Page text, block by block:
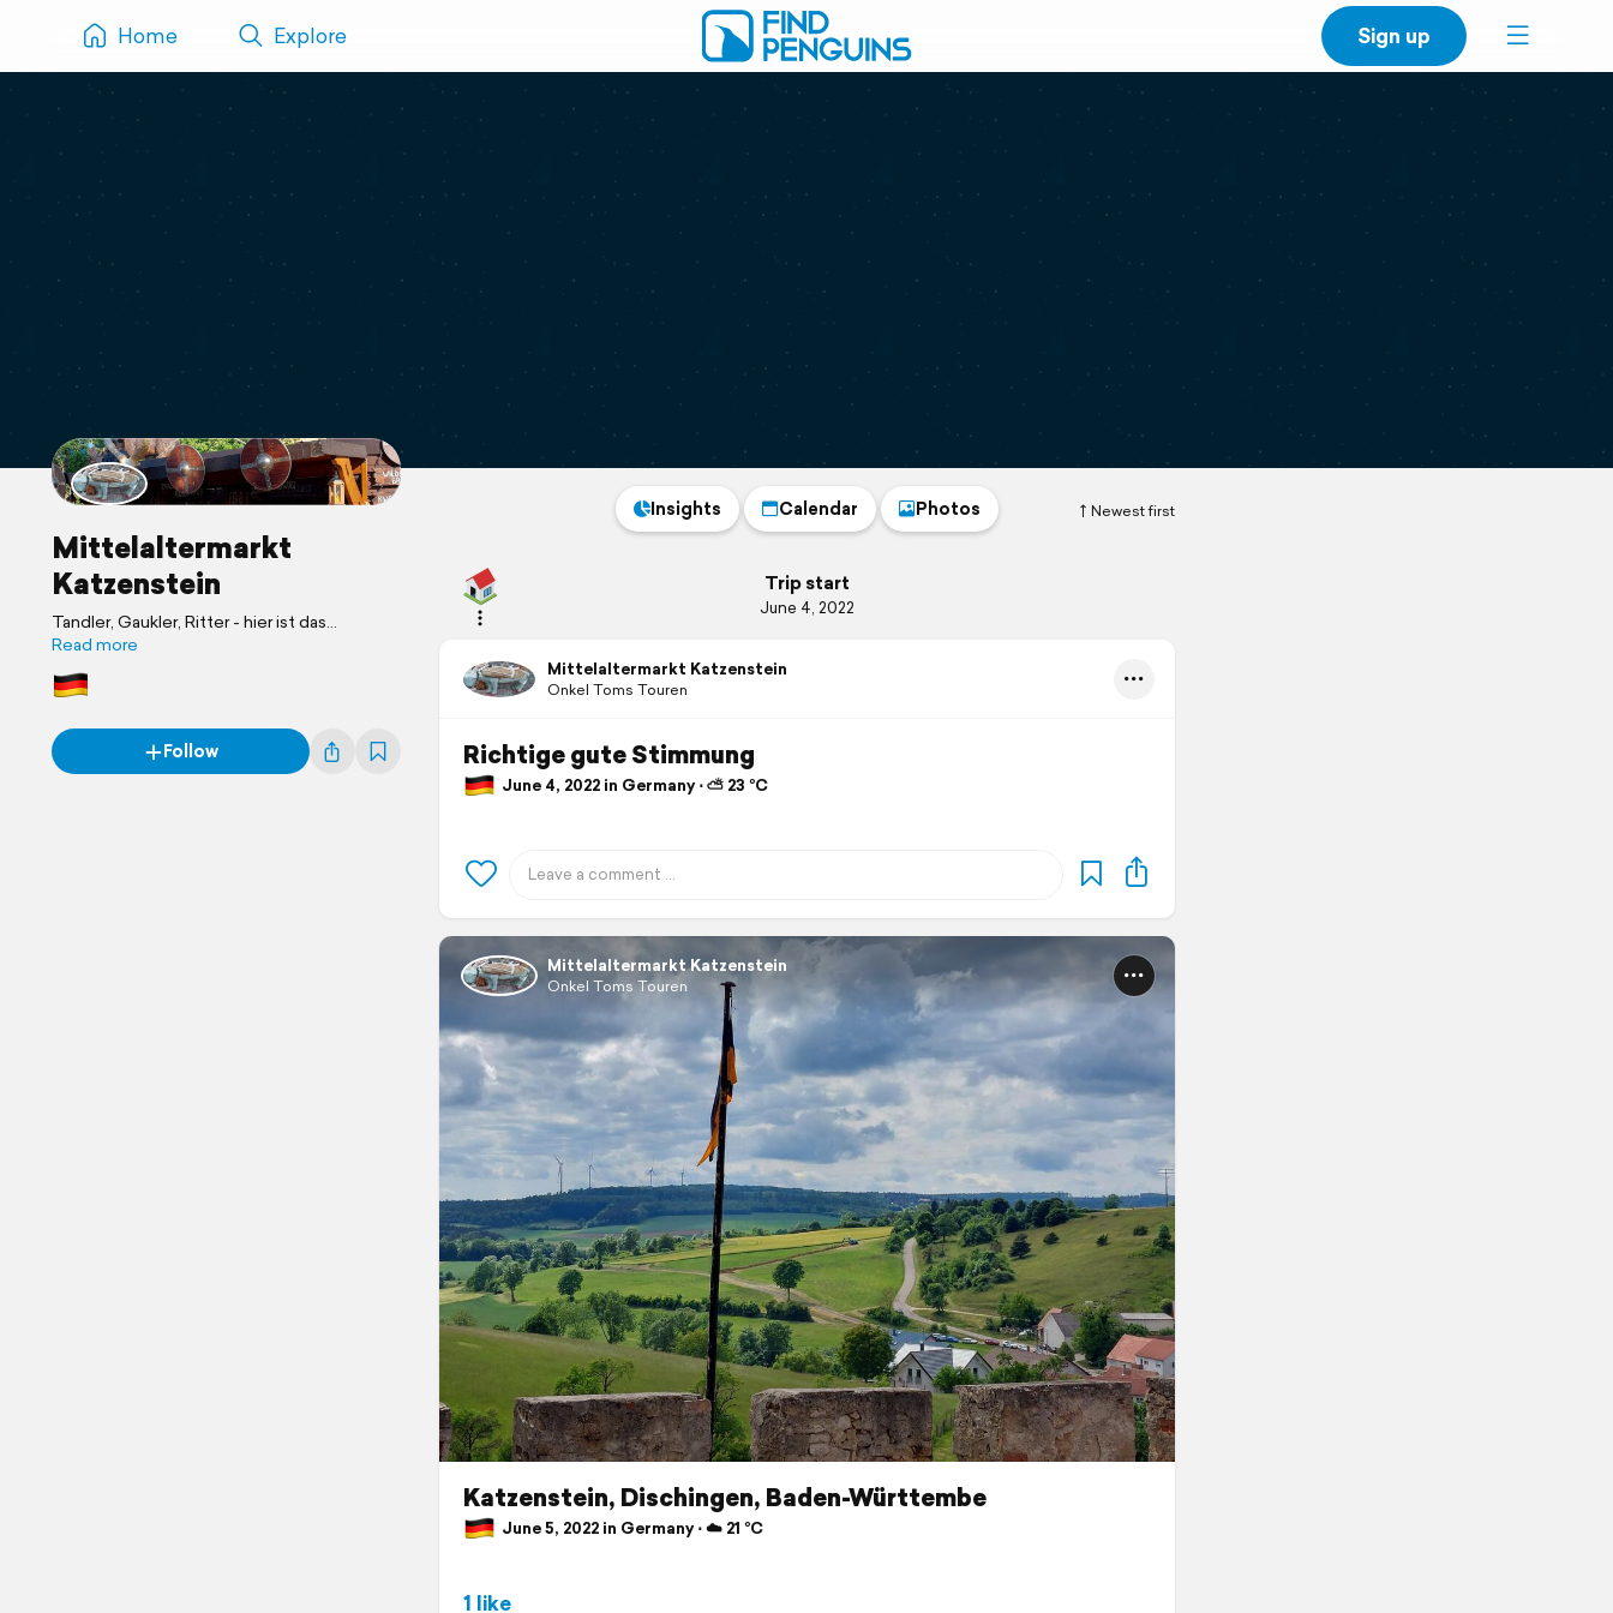
Home Explore Sign up
Mittelaltermarkt
Katzenstein
Tandler, Gaukler, Ritter - hier ist das
Mittelalter vertreten.
Read more
Follow
Newest first
Insights Calendar Photos
Trip start
June 4, 2022
Mittelaltermarkt Katzenstein
Onkel Toms Touren
Richtige gute Stimmung
June 4, 2022 in Germany ⋅ ⛅ 23 °C
Mittelaltermarkt Katzenstein
Onkel Toms Touren
Katzenstein, Dischingen, Baden-Württembe
June 5, 2022 in Germany ⋅ ☁️ 21 °C
1 like